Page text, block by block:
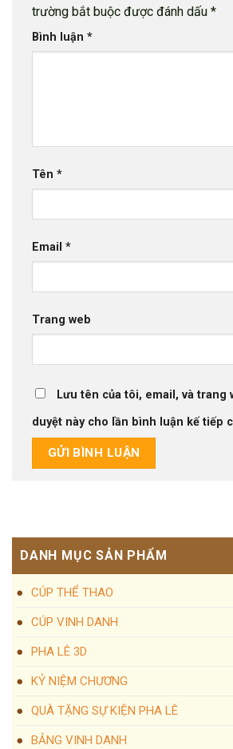
trường bắt buộc được đánh dấu *
Bình luận *
Tên *
Email *
Trang web
Lưu tên của tôi, email, và trang
duyệt này cho lần bình luận kế tiếp
DANH MỤC SẢN PHẨM
CÚP THỂ THAO
CÚP VINH DANH
PHA LÊ 3D
KỶ NIỆM CHƯƠNG
QUÀ TẶNG SỰ KIỆN PHA LÊ
BẢNG VINH DANH